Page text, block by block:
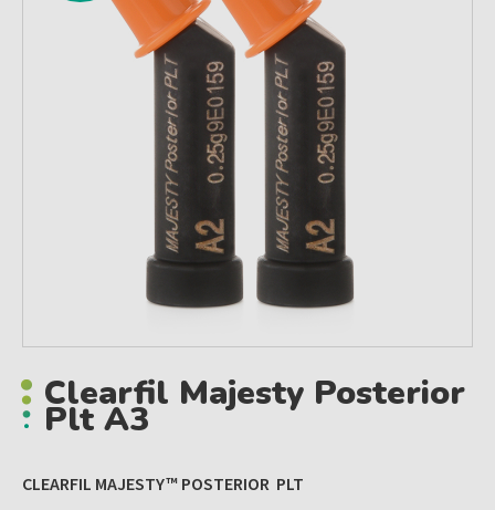
Clearfil Majesty Posterior
Plt A3
CLEARFIL MAJESTY™ POSTERIOR PLT